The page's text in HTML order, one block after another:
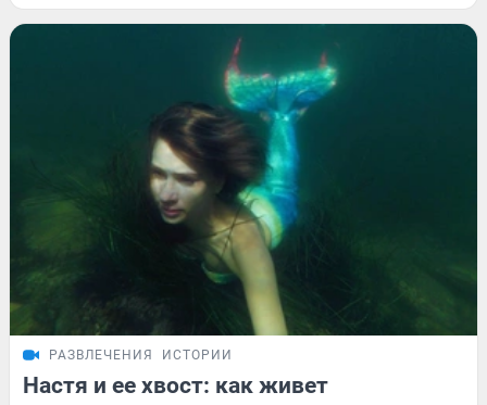
РАЗВЛЕЧЕНИЯ ИСТОРИИ
Настя и ее хвост: как живет